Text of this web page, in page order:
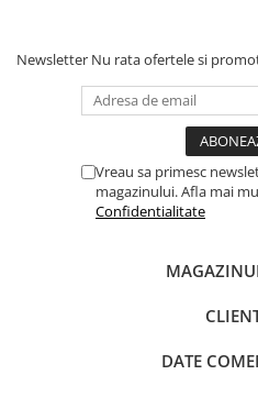
Newsletter Nu rata ofertele si
Vreau sa primesc
magazinului. Afla mai
Confidentialitate
DATE